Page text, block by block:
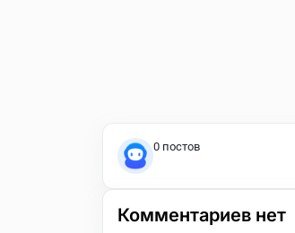
0 постов
Комментариев нет